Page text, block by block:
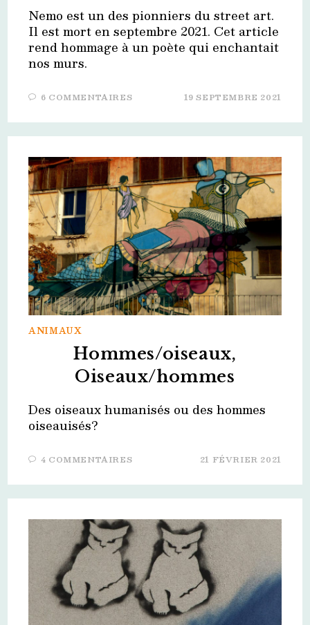
Nemo est un des pionniers du street art.
Il est mort en septembre 2021. Cet article
rend hommage à un poète qui enchantait
nos murs.
6 COMMENTAIRES 19 SEPTEMBRE 2021
ANIMAUX
Hommes/oiseaux,
Oiseaux/hommes
Des oiseaux humanisés ou des hommes
oiseauisés?
4 COMMENTAIRES 21 FÉVRIER 2021